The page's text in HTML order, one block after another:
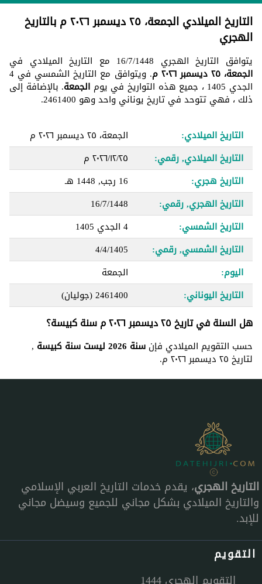
التاريخ الميلادي الجمعة، ٢٥ ديسمبر ٢٠٢٦ م بالتاريخ
الهجري
يتوافق التاريخ الهجري 16/7/1448 مع التاريخ الميلادي في
الجمعة، ٢٥ ديسمبر ٢٠٢٦ م . ويتوافق مع التاريخ الشمسي في 4
الجدي 1405 ، جميع هذه التواريخ في يوم الجمعة. بالإضافة إلى
ذلك ، فهي تتوحد في تاريخ يوناني واحد وهو 2461400.
التاريخ الميلادي:
الجمعة، ٢٥ ديسمبر ٢٠٢٦ م
التاريخ الميلادي, رقمي:
٢٥‏/١٢‏/٢٠٢٦ م
التاريخ هجري:
16 رجب, 1448 هـ
التاريخ الهجري, رقمي:
16/7/1448
التاريخ الشمسي:
4 الجدي 1405
التاريخ الشمسي, رقمي:
4/4/1405
اليوم:
الجمعة
التاريخ اليوناني:
2461400(جوليان)
هل السنة في تاريخ ٢٥ ديسمبر ٢٠٢٦ م سنة كبيسة؟
حسب التقويم الميلادي فإن سنة 2026 ليست سنة كبيسة ,
لتاريخ ٢٥ ديسمبر ٢٠٢٦ م.
التاريخ الهجري، يقدم خدمات التاريخ العربي الإسلامي
والتاريخ الميلادي بشكل مجاني للجميع وسيضل مجاني
للإبد.
التقويم